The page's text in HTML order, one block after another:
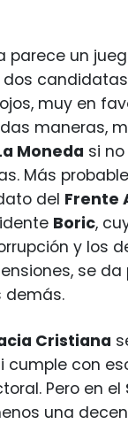
un
muy en
maneras,
Moneda si
Más
del Frente
Boric,
y los
se
demás.
Cristiana
cumple con
Pero en el
una